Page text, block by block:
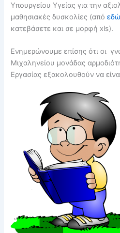
Υπουργείου Υγείας για την
μαθησιακές δυσκολίες (απόεδώ
κατεβάσετε και σε μορφή xls).
Ενημερώνουμε επίσης ότι οι
Μιχαληνείου μονάδας
Εργασίας εξακολουθούν να